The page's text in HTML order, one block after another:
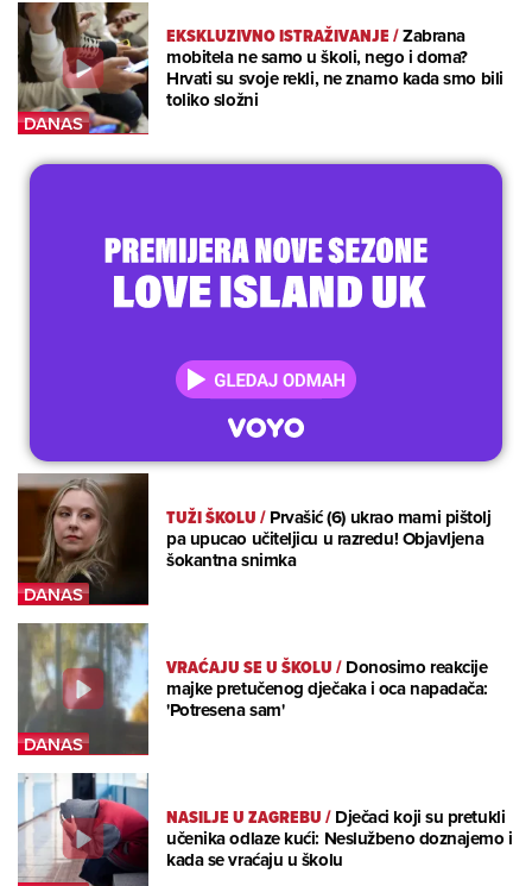
EKSKLUZIVNO ISTRAŽIVANJE/Zabrana
mobitela ne samo u školi, nego i doma?
Hrvati su svoje rekli, ne znamo kada smo bili
toliko složni
TUŽI ŠKOLU/Prvašić (6) ukrao mami pištolj
pa upucao učiteljicu u razredu! Objavljena
šokantna snimka
VRAĆAJU SE U ŠKOLU/Donosimo reakcije
majke pretučenog dječaka i oca napadača:
'Potresena sam'
NASILJE U ZAGREBU/Dječaci koji su pretukli
učenika odlaze kući: Neslužbeno doznajemo i
kada se vraćaju u školu